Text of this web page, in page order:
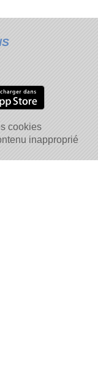
cookies
inapproprié